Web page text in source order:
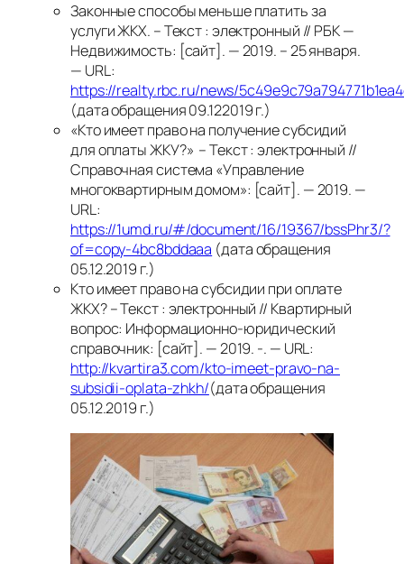
Законные способы меньше платить за
услуги ЖКХ. – Текст : электронный // РБК —
Недвижимость: [сайт]. — 2019. – 25 января.
— URL:
https://realty.rbc.ru/news/
(дата обращения 09.122019 г.)
«Кто имеет право на получение субсидий
для оплаты ЖКУ?» – Текст : электронный //
Справочная система «Управление
многоквартирным домом»: [сайт]. — 2019. —
URL:
https://1umd.ru/#/document/16/19367/bssPhr3/?
of=copy-4bc8bddaaa (дата обращения
05.12.2019 г.)
Кто имеет право на субсидии при оплате
ЖКХ? – Текст : электронный // Квартирный
вопрос: Информационно-юридический
справочник: [сайт]. — 2019. -. — URL:
http://kvartira3.com/kto-imeet-pravo-na-
subsidii-oplata-zhkh/(дата обращения
05.12.2019 г.)